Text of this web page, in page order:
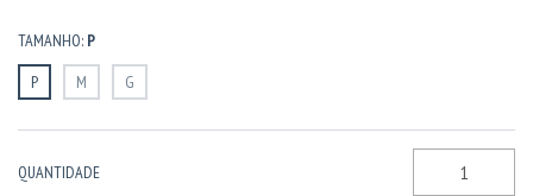
TAMANHO: P
P
M G
QUANTIDADE